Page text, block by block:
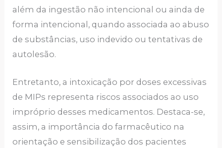
além da ingestão não intencional ou ainda de
forma intencional, quando associada ao abuso
de substâncias, uso indevido ou tentativas de
autolesão.
Entretanto, a intoxicação por doses excessivas
de MIPs representa riscos associados ao uso
impróprio desses medicamentos. Destaca-se,
assim, a importância do farmacêutico na
orientação e sensibilização dos pacientes